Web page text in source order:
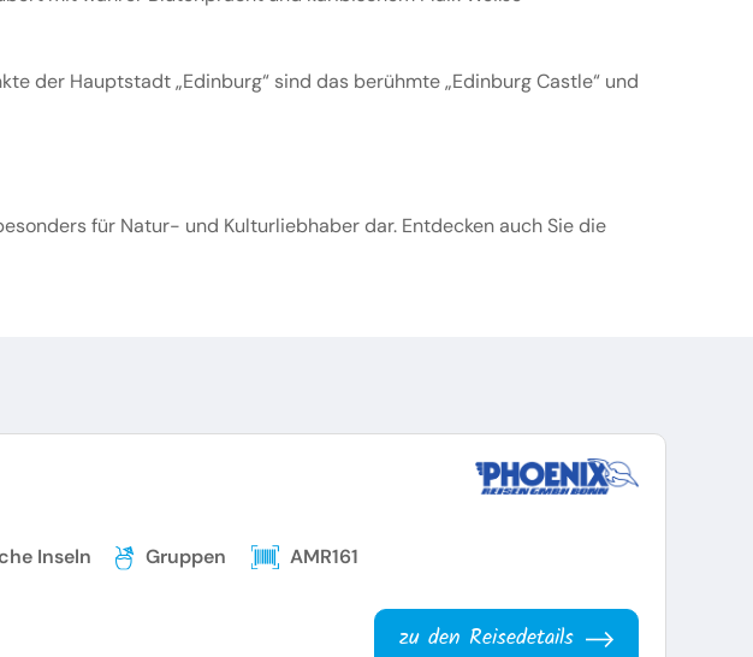
der Hauptstadt „Edinburg“ sind das berühmte „Edinburg Castle“ und
für Natur- und Kulturliebhaber dar. Entdecken auch Sie die
Inseln Gruppen
AMR161
zu den Reisedetails